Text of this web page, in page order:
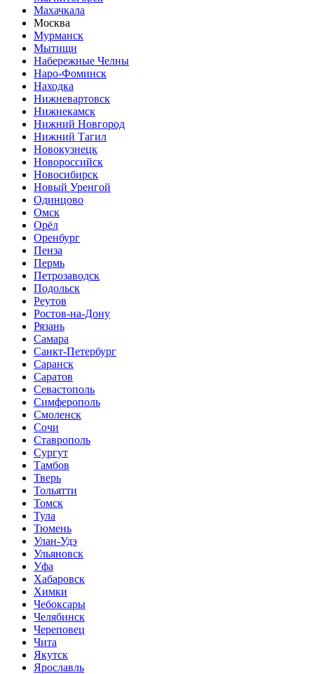
Махачкала
Москва
Мурманск
Мытищи
Набережные Челны
Наро-Фоминск
Находка
Нижневартовск
Нижнекамск
Нижний Новгород
Нижний Тагил
Новокузнецк
Новороссийск
Новосибирск
Новый Уренгой
Одинцово
Омск
Орёл
Оренбург
Пенза
Пермь
Петрозаводск
Подольск
Реутов
Ростов-на-Дону
Рязань
Самара
Санкт-Петербург
Саранск
Саратов
Севастополь
Симферополь
Смоленск
Сочи
Ставрополь
Сургут
Тамбов
Тверь
Тольятти
Томск
Тула
Тюмень
Улан-Удэ
Ульяновск
Уфа
Хабаровск
Химки
Чебоксары
Челябинск
Череповец
Чита
Якутск
Ярославль